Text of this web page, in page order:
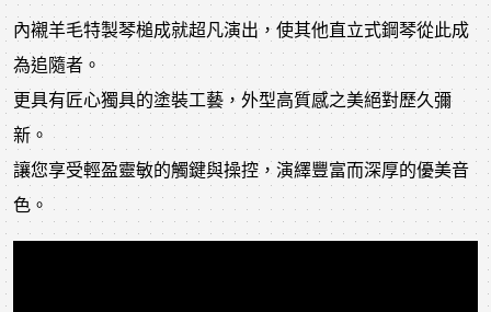
內襯羊毛特製琴槌成就超凡演出，使其他直立式鋼琴從此成
為追隨者。
更具有匠心獨具的塗裝工藝，外型高質感之美絕對歷久彌
新。
讓您享受輕盈靈敏的觸鍵與操控，演繹豐富而深厚的優美音
色。